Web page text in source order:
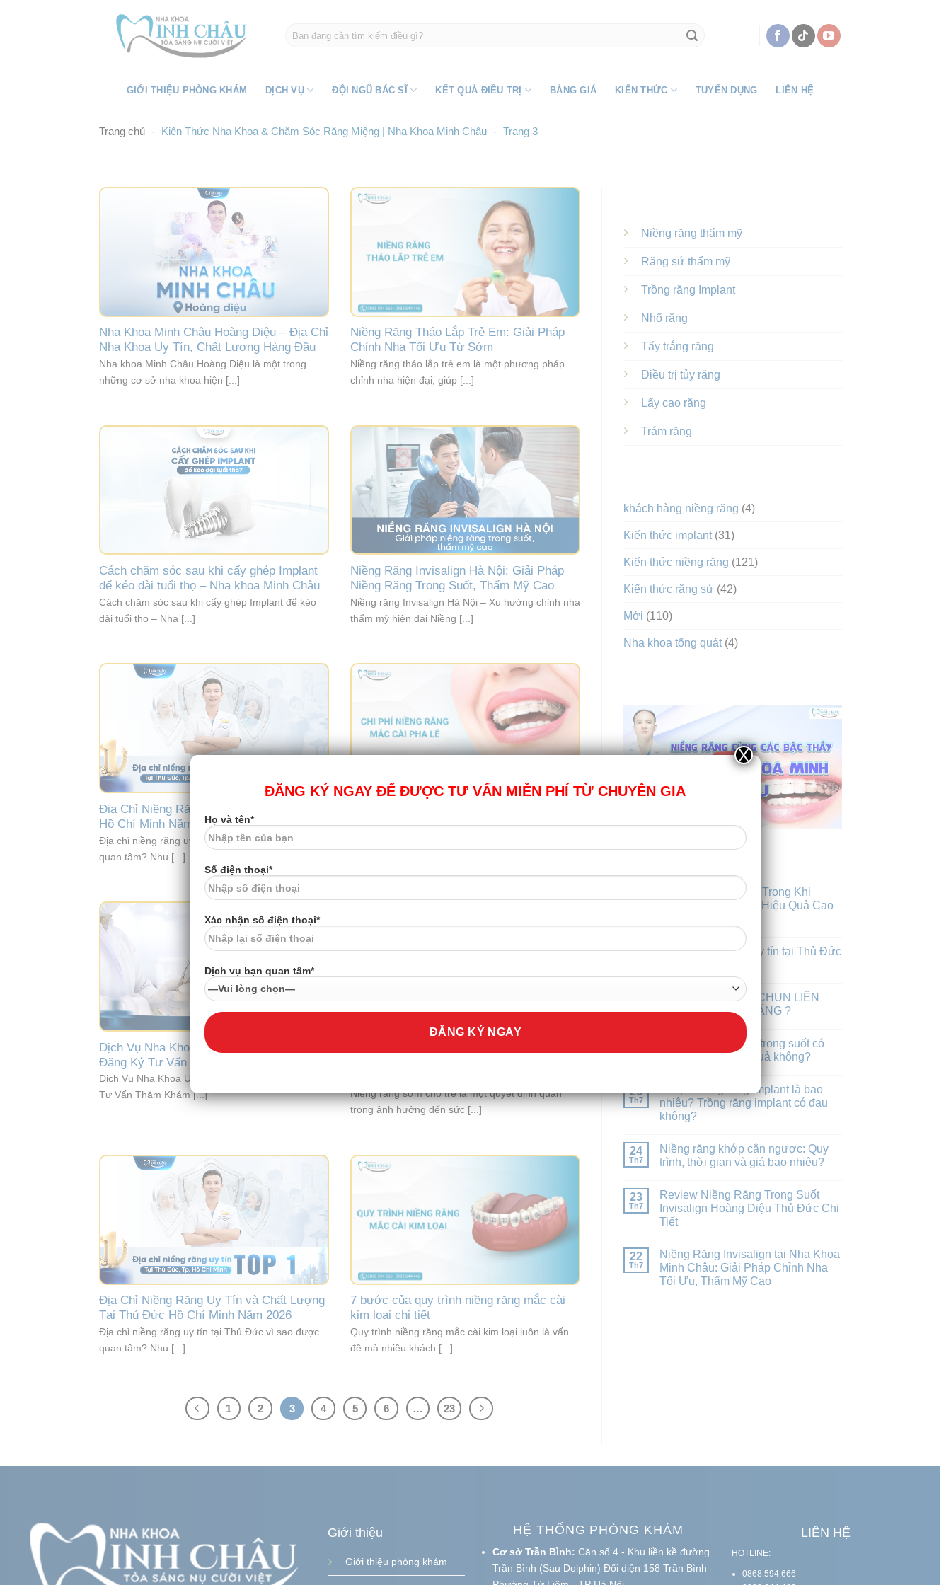
GIỚI THIỆU PHÒNG KHÁM DỊCH VỤ ĐỘI NGŨ BÁC SĨ KẾT QUẢ ĐIỀU TRỊ BẢNG GIÁ KIẾN THỨC TUYỂN DỤNG LIÊN HỆ
Trang chủ - Kiến Thức Nha Khoa & Chăm Sóc Răng Miệng | Nha Khoa Minh Châu - Trang 3
Nha Khoa Minh Châu Hoàng Diệu – Địa Chỉ
Nha Khoa Uy Tín, Chất Lượng Hàng Đầu
Nha khoa Minh Châu Hoàng Diệu là một trong
những cơ sở nha khoa hiện [...]
Niềng Răng Tháo Lắp Trẻ Em: Giải Pháp
Chỉnh Nha Tối Ưu Từ Sớm
Niềng răng tháo lắp trẻ em là một phương pháp
chỉnh nha hiện đại, giúp [...]
Cách chăm sóc sau khi cấy ghép Implant
để kéo dài tuổi thọ – Nha khoa Minh Châu
Cách chăm sóc sau khi cấy ghép Implant để kéo
dài tuổi thọ – Nha [...]
Niềng Răng Invisalign Hà Nội: Giải Pháp
Niềng Răng Trong Suốt, Thẩm Mỹ Cao
Niềng răng Invisalign Hà Nội – Xu hướng chỉnh nha
thẩm mỹ hiện đại Niềng [...]
Địa Chỉ Niềng Răng Uy Tín Tại Thủ Đức
Hồ Chí Minh Năm 2026
Địa chỉ niềng răng uy tín tại Thủ Đức vì sao được
quan tâm? Nhu [...]
nhiêu?
Dịch Vụ Nha Khoa Uy Tín Chất Lượng |
Đăng Ký Tư Vấn Miễn Phí
Dịch Vụ Nha Khoa Uy Tín Chất Lượng | Đăng Ký
Tư Vấn Thăm Khám [...]
Niềng răng sớm cho trẻ là một quyết định quan
trọng ảnh hưởng đến sức [...]
Địa Chỉ Niềng Răng Uy Tín và Chất Lượng
Tại Thủ Đức Hồ Chí Minh Năm 2026
Địa chỉ niềng răng uy tín tại Thủ Đức vì sao được
quan tâm? Nhu [...]
7 bước của quy trình niềng răng mắc cài
kim loại chi tiết
Quy trình niềng răng mắc cài kim loại luôn là vấn
đề mà nhiều khách [...]
1 2 3 4 5 6 … 23
Niềng răng thẩm mỹ
Răng sứ thẩm mỹ
Trồng răng Implant
Nhổ răng
Tẩy trắng răng
Điều trị tủy răng
Lấy cao răng
Trám răng
khách hàng niềng răng (4)
Kiến thức implant(31)
Kiến thức niềng răng (121)
Kiến thức răng sứ(42)
Mới (110)
Nha khoa tổng quát(4)
Th7
Những Lưu Ý Quan Trọng Khi
Niềng Răng Để Đạt Hiệu Quả Cao
30
địa chỉ niềng răng uy tín tại Thủ Đức
29
VÌ SAO PHẢI ĐEO CHUN LIÊN
HÀM KHI NIỀNG RĂNG ?
Th7
Niềng răng mắc cài trong suốt có
thật sự tốt và hiệu quả không?
26
Th7
Chi phí trồng răng implant là bao
nhiêu? Trồng răng implant có đau
không?
24
Th7
Niềng răng khớp cắn ngược: Quy
trình, thời gian và giá bao nhiêu?
23
Th7
Review Niềng Răng Trong Suốt
Invisalign Hoàng Diệu Thủ Đức Chi
Tiết
22
Th7
Niềng Răng Invisalign tại Nha Khoa
Minh Châu: Giải Pháp Chỉnh Nha
Tối Ưu, Thẩm Mỹ Cao
Giới thiệu
Giới thiệu phòng khám
HỆ THỐNG PHÒNG KHÁM
Cơ sở Trần Bình: Căn số 4 - Khu liền kề đường
Trần Bình (Sau Dolphin) Đối diện 158 Trần Bình -
LIÊN HỆ
HOTLINE:
0868.594.666
ĐĂNG KÝ NGAY ĐỂ ĐƯỢC TƯ VẤN MIỄN PHÍ TỪ CHUYÊN GIA
Họ và tên*
Số điện thoại*
Xác nhận số điện thoại*
Dịch vụ bạn quan tâm*
X